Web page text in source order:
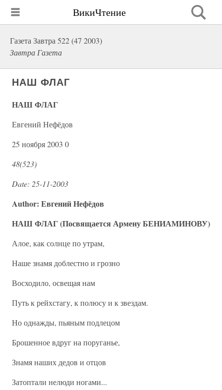
ВикиЧтение
Газета Завтра 522 (47 2003)
Завтра Газета
НАШ ФЛАГ
НАШ ФЛАГ
Евгений Нефёдов
25 ноября 2003 0
48(523)
Date: 25-11-2003
Author: Евгений Нефёдов
НАШ ФЛАГ (Посвящается Армену БЕНИАМИНОВУ)
Алое, как солнце по утрам,
Наше знамя доблестно и грозно
Восходило, освещая нам
Путь к рейхстагу, к полюсу и к звездам.
Но однажды, пьяным подлецом
Брошенное вдруг на поруганье,
Знамя наших дедов и отцов
Затоптали нелюди ногами...